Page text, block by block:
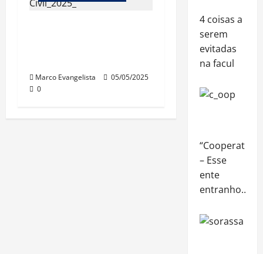
Marco Evangelista
05/05/2025
0
4 coisas a
serem
evitadas
na facul
“Cooperativa”
– Esse
ente
entranho…